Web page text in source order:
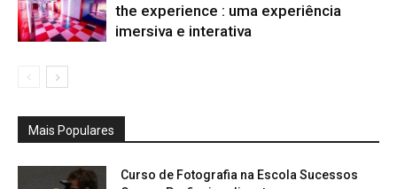
the experience : uma experiência
imersiva e interativa
Mais Populares
Curso de Fotografia na Escola Sucessos